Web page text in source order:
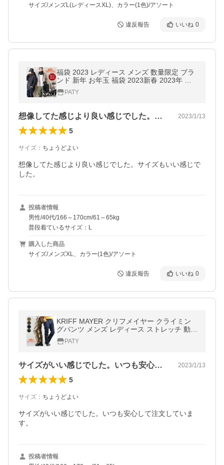
サイズ/メンズL(レディースXL)、カラー(1色)/アソート
違反報告 いいね 0
福袋 2023 レディース メンズ 数量限定 ブラ
ンド 新年 お年玉 福袋 2023新春 2023年 お
正月 賀正 セット PATY パティ KRIFF MAYE
R クリフメイヤー
PATY
想像してた感じより良い感じでした。サイ… 2023/1/13
5
サイズ ： ちょうどよい
想像してた感じより良い感じでした。サイズもいい感じで
した。
投稿者情報
男性/40代/166～170cm/61～65kg
普段着ているサイズ：L
購入した商品
サイズ/メンズXL、カラー(1色)/アソート
違反報告 いいね 0
KRIFF MAYER クリフメイヤー クライミン
グパンツ メンズ レディース ストレッチ 動き
やすい しっかり 丈夫 ウエストゴム ガーデニ
ングポケット
PATY
サイズがいい感じでした。いつも安心して… 2023/1/13
5
サイズ ： ちょうどよい
サイズがいい感じでした。いつも安心して注文していま
す。
投稿者情報